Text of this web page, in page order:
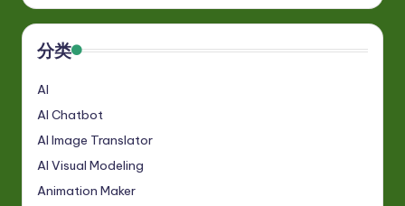
分类
AI
AI Chatbot
AI Image Translator
AI Visual Modeling
Animation Maker